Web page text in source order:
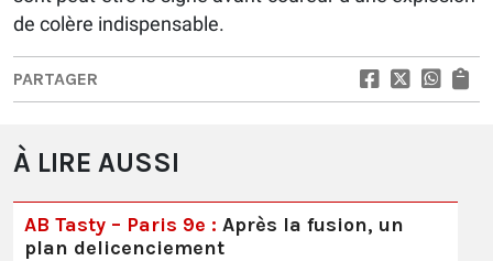
de colère indispensable.
PARTAGER
À LIRE AUSSI
AB Tasty – Paris 9e : Après la fusion, un
plan delicenciement